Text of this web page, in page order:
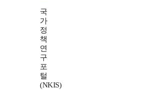
국
가
정
책
연
구
포
털
(NKIS)